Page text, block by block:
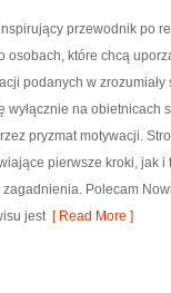
przewodnik po
osobach, które chcą
podanych w
wyłącznie na obietnicach
pryzmat motywacji.
pierwsze kroki, jak
Polecam
jest[ Read More ]